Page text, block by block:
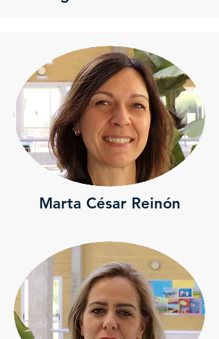
Marta César Reinón